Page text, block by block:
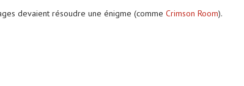
devaient résoudre une énigme (comme Crimson Room).